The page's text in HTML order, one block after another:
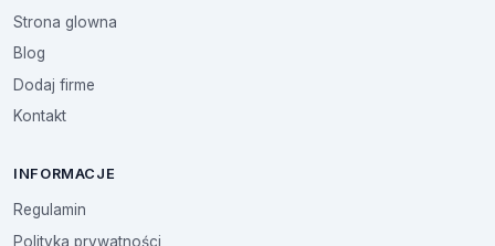
Strona glowna
Blog
Dodaj firme
Kontakt
INFORMACJE
Regulamin
Polityka prywatności